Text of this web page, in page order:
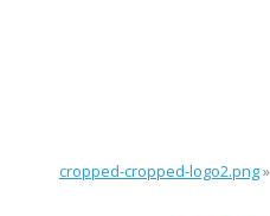
cropped-cropped-logo2.png»